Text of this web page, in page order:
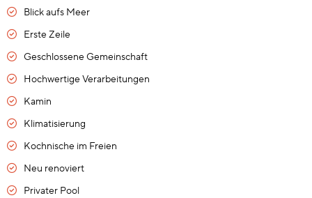
Blick aufs Meer
Erste Zeile
Geschlossene Gemeinschaft
Hochwertige Verarbeitungen
Kamin
Klimatisierung
Kochnische im Freien
Neu renoviert
Privater Pool